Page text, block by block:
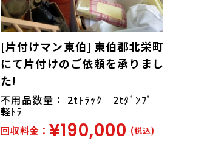
[片付けマン東伯] 東伯郡北栄町
にて片付けのご依頼を承りまし
た!
不用品数量： 2tﾄﾗｯｸ 2tﾀﾞﾝﾌﾟ
軽ﾄﾗ
回収料金： ¥190,000 (税込)